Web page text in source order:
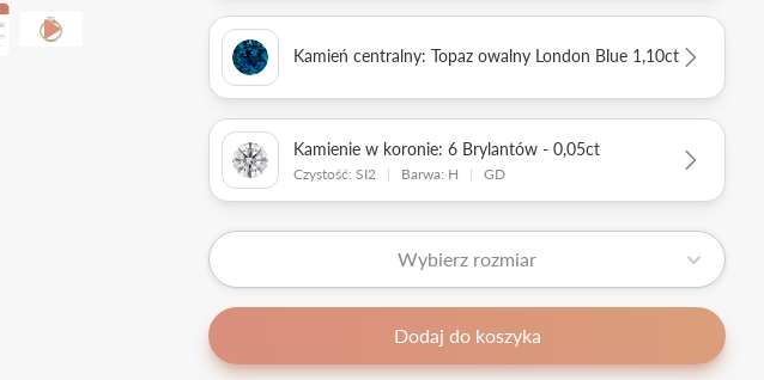
Kamień centralny: Topaz owalny London Blue 1,10ct
Kamienie w koronie: 6 Brylantów - 0,05ct
Czystość: SI2 | Barwa: H | GD
Wybierz rozmiar
Dodaj do koszyka